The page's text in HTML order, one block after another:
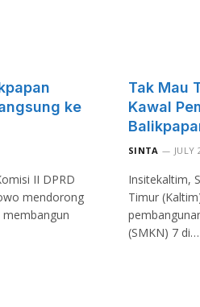
ke
II DPRD
mendorong
Tak Mau
Kawal
SINTA JULY
Insitekaltim,
Timur
(SMKN) 7 di…